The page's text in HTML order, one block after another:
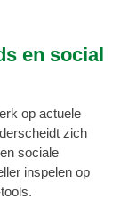
en social
op actuele
zich
sociale
inspelen op